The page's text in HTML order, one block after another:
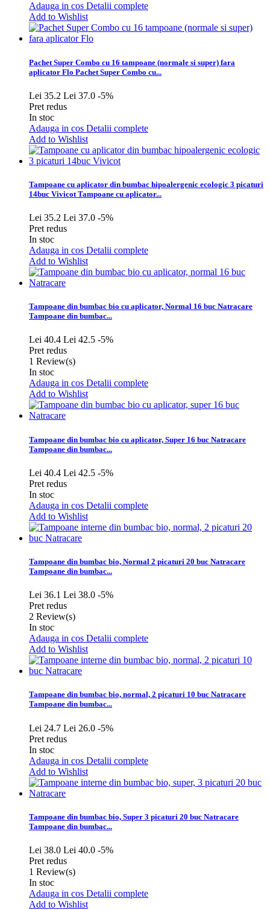
Adauga in cos Detalii complete
Add to Wishlist
Pachet Super Combo cu 16 tampoane (normale si super) fara
aplicator Flo Pachet Super Combo cu...
Lei 35.2 Lei 37.0 -5%
Pret redus
In stoc
Adauga in cos Detalii complete
Add to Wishlist
Tampoane cu aplicator din bumbac hipoalergenic ecologic 3 picaturi
14buc Vivicot Tampoane cu aplicator...
Lei 35.2 Lei 37.0 -5%
Pret redus
In stoc
Adauga in cos Detalii complete
Add to Wishlist
Tampoane din bumbac bio cu aplicator, Normal 16 buc Natracare
Tampoane din bumbac...
Lei 40.4 Lei 42.5 -5%
Pret redus
1 Review(s)
In stoc
Adauga in cos Detalii complete
Add to Wishlist
Tampoane din bumbac bio cu aplicator, Super 16 buc Natracare
Tampoane din bumbac...
Lei 40.4 Lei 42.5 -5%
Pret redus
In stoc
Adauga in cos Detalii complete
Add to Wishlist
Tampoane din bumbac bio, Normal 2 picaturi 20 buc Natracare
Tampoane din bumbac...
Lei 36.1 Lei 38.0 -5%
Pret redus
2 Review(s)
In stoc
Adauga in cos Detalii complete
Add to Wishlist
Tampoane din bumbac bio, normal, 2 picaturi 10 buc Natracare
Tampoane din bumbac...
Lei 24.7 Lei 26.0 -5%
Pret redus
In stoc
Adauga in cos Detalii complete
Add to Wishlist
Tampoane din bumbac bio, Super 3 picaturi 20 buc Natracare
Tampoane din bumbac...
Lei 38.0 Lei 40.0 -5%
Pret redus
1 Review(s)
In stoc
Adauga in cos Detalii complete
Add to Wishlist